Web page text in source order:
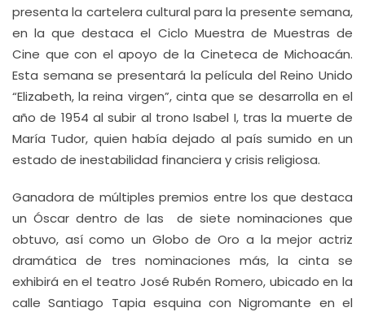
presenta la cartelera cultural para la presente semana,
en la que destaca el Ciclo Muestra de Muestras de
Cine que con el apoyo de la Cineteca de Michoacán.
Esta semana se presentará la película del Reino Unido
“Elizabeth, la reina virgen”, cinta que se desarrolla en el
año de 1954 al subir al trono Isabel I, tras la muerte de
María Tudor, quien había dejado al país sumido en un
estado de inestabilidad financiera y crisis religiosa.
Ganadora de múltiples premios entre los que destaca
un Óscar dentro de las de siete nominaciones que
obtuvo, así como un Globo de Oro a la mejor actriz
dramática de tres nominaciones más, la cinta se
exhibirá en el teatro José Rubén Romero, ubicado en la
calle Santiago Tapia esquina con Nigromante en el